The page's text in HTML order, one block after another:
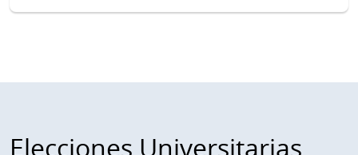
Elecciones Universitarias